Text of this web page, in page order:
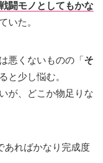
闘モノとしてもかな
いた。
悪くないものの「 そ
と少し悩む。
が、どこか物足りな
あればかなり完成度